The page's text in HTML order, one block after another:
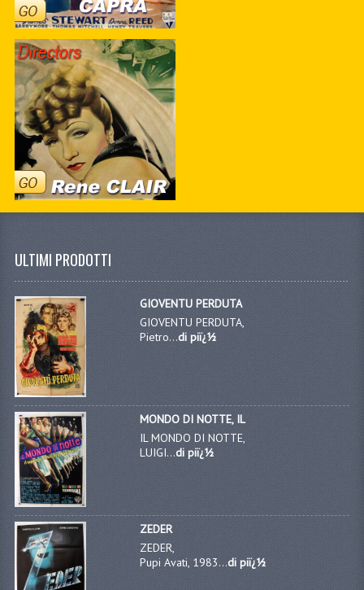
ULTIMI PRODOTTI
GIOVENTU PERDUTA
GIOVENTU PERDUTA,
Pietro...di piï¿½
MONDO DI NOTTE, IL
IL MONDO DI NOTTE,
LUIGI...di piï¿½
ZEDER
ZEDER,
Pupi Avati, 1983...di piï¿½